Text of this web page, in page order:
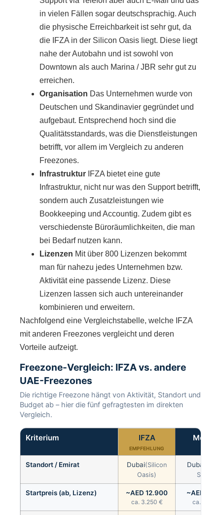
in vielen Fällen sogar deutschsprachig. Auch
die physische Erreichbarkeit ist sehr gut, da
die IFZA in der Silicon Oasis liegt. Diese liegt
nahe der Autobahn und ist sowohl von
Downtown als auch Marina / JBR sehr gut zu
erreichen.
Organisation Das Unternehmen wurde von
Deutschen und Skandinavier gegründet und
aufgebaut. Entsprechend hoch sind die
Qualitätsstandards, was die Dienstleistungen
betrifft, vor allem im Vergleich zu anderen
Freezones.
Infrastruktur IFZA bietet eine gute
Infrastruktur, nicht nur was den Support betrifft,
sondern auch Zusatzleistungen wie
Bookkeeping und Accountig. Zudem gibt es
verschiedenste Büroräumlichkeiten, die man
bei Bedarf nutzen kann.
Lizenzen Mit über 800 Lizenzen bekommt
man für nahezu jedes Unternehmen bzw.
Aktivität eine passende Lizenz. Diese
Lizenzen lassen sich auch untereinander
kombinieren und erweitern.
Nachfolgend eine Vergleichstabelle, welche IFZA
mit anderen Freezones vergleicht und deren
Vorteile aufzeigt.
Freezone-Vergleich: IFZA vs. andere
UAE-Freezones
Die richtige Freezone hängt von Aktivität, Standort und
Budget ab – hier die fünf gefragtesten im direkten
Vergleich.
Kriterium IFZA
EMPFEHLUNG
Standort / Emirat Dubai(Silicon
Oasis)
Dubai
Sheba)
Startpreis (ab, Lizenz) ~AED 12.900
ca. 3.250 €
~AED
ca. 3.150